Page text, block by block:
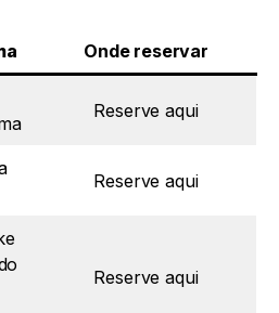
Onde reservar
Reserve aqui
Reserve aqui
Reserve aqui